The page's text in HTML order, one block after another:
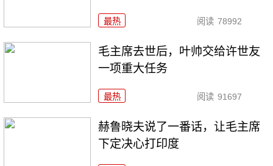
最热 阅读 78992
毛主席去世后，叶帅交给许世友
一项重大任务
最热 阅读 91697
赫鲁晓夫说了一番话，让毛主席
下定决心打印度